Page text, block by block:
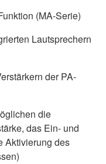
(MA-Serie)
Lautsprechern
der PA-
die
das Ein- und
Aktivierung des